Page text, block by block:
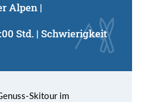
Alpen |
Std. | Schwierigkeit
Skitour im